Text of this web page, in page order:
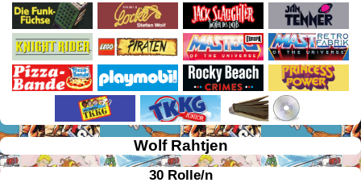
Wolf Rahtjen
30 Rolle/n